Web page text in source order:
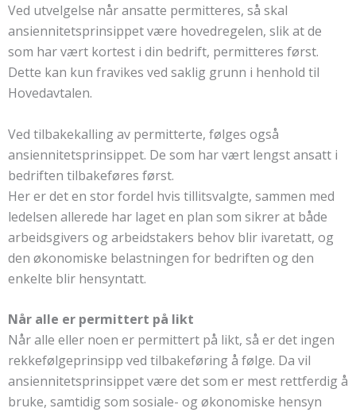
Ved utvelgelse når ansatte permitteres, så skal
ansiennitetsprinsippet være hovedregelen, slik at de
som har vært kortest i din bedrift, permitteres først.
Dette kan kun fravikes ved saklig grunn i henhold til
Hovedavtalen.
Ved tilbakekalling av permitterte, følges også
ansiennitetsprinsippet. De som har vært lengst ansatt i
bedriften tilbakeføres først.
Her er det en stor fordel hvis tillitsvalgte, sammen med
ledelsen allerede har laget en plan som sikrer at både
arbeidsgivers og arbeidstakers behov blir ivaretatt, og
den økonomiske belastningen for bedriften og den
enkelte blir hensyntatt.
Når alle er permittert på likt
Når alle eller noen er permittert på likt, så er det ingen
rekkefølgeprinsipp ved tilbakeføring å følge. Da vil
ansiennitetsprinsippet være det som er mest rettferdig å
bruke, samtidig som sosiale- og økonomiske hensyn